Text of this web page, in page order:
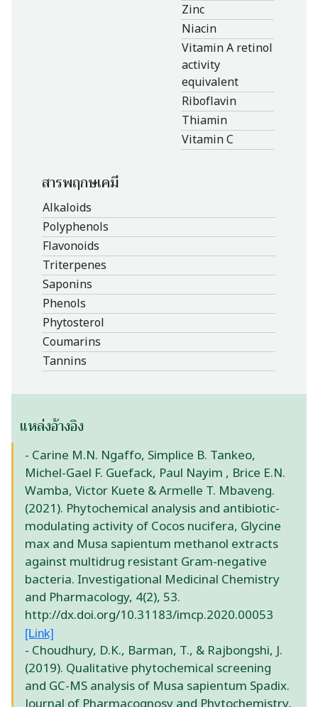
Zinc
Niacin
Vitamin A retinol
activity
equivalent
Riboflavin
Thiamin
Vitamin C
สารพฤกษเคมี
Alkaloids
Polyphenols
Flavonoids
Triterpenes
Saponins
Phenols
Phytosterol
Coumarins
Tannins
แหล่งอ้างอิง
- Carine M.N. Ngaffo, Simplice B. Tankeo,
Michel-Gael F. Guefack, Paul Nayim , Brice E.N.
Wamba, Victor Kuete & Armelle T. Mbaveng.
(2021). Phytochemical analysis and antibiotic-
modulating activity of Cocos nucifera, Glycine
max and Musa sapientum methanol extracts
against multidrug resistant Gram-negative
bacteria. Investigational Medicinal Chemistry
and Pharmacology, 4(2), 53.
http://dx.doi.org/10.31183/imcp.2020.00053
[Link]
- Choudhury, D.K., Barman, T., & Rajbongshi, J.
(2019). Qualitative phytochemical screening
and GC-MS analysis of Musa sapientum Spadix.